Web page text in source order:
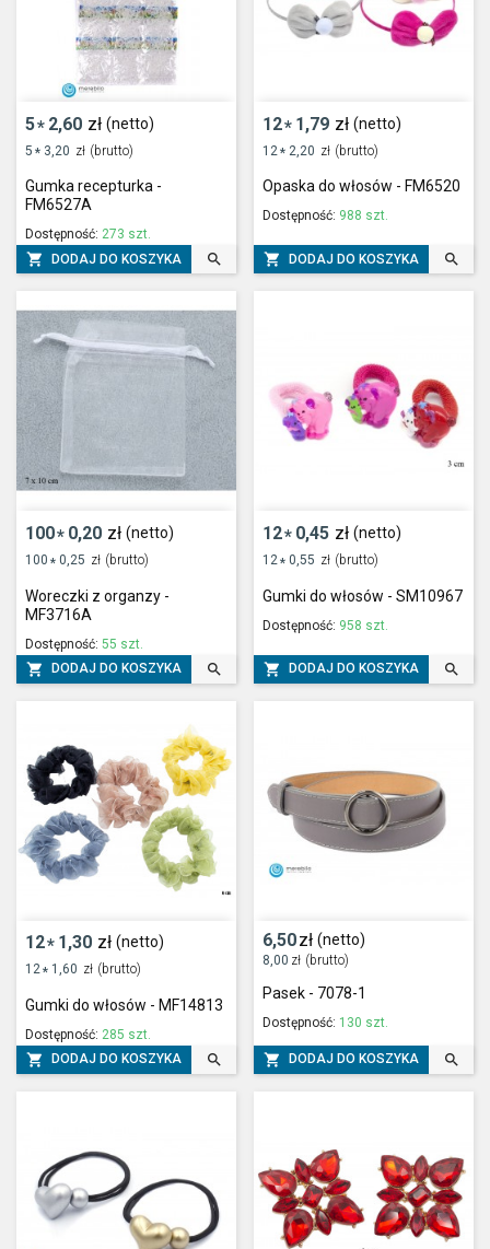
5* 2,60 zł (netto)
5 * 3,20 zł (brutto)
Gumka recepturka -
FM6527A
Dostępność: 273 szt.
 DODAJ DO KOSZYKA 
12* 1,79 zł (netto)
12 * 2,20 zł (brutto)
Opaska do włosów - FM6520
Dostępność: 988 szt.
 DODAJ DO KOSZYKA 
100* 0,20 zł (netto)
100 * 0,25 zł (brutto)
Woreczki z organzy -
MF3716A
Dostępność: 55 szt.
 DODAJ DO KOSZYKA 
12* 0,45 zł (netto)
12 * 0,55 zł (brutto)
Gumki do włosów - SM10967
Dostępność: 958 szt.
 DODAJ DO KOSZYKA 
12* 1,30 zł (netto)
12* 1,60 zł (brutto)
Gumki do włosów - MF14813
Dostępność: 285 szt.
 DODAJ DO KOSZYKA 
6,50zł (netto)
8,00 zł (brutto)
Pasek - 7078-1
Dostępność: 130 szt.
 DODAJ DO KOSZYKA 